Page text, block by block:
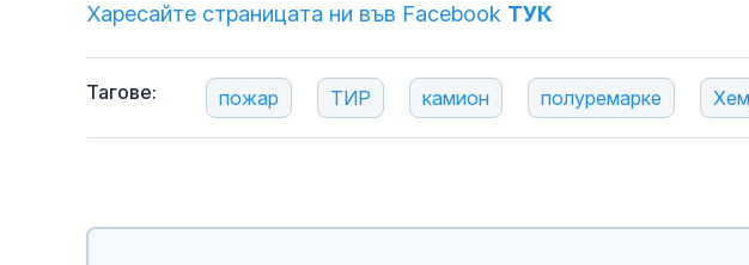
Харесайте страницата ни във Facebook ТУК
Тагове: пожар ТИР камион полуремарке